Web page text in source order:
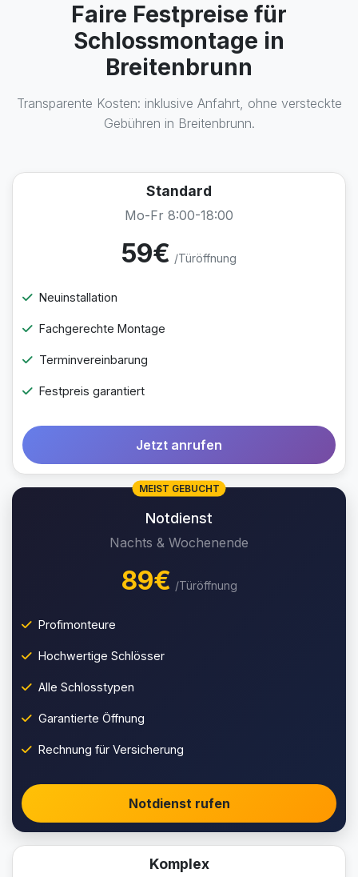
Faire Festpreise für
Schlossmontage in
Breitenbrunn
Transparente Kosten: inklusive Anfahrt, ohne versteckte
Gebühren in Breitenbrunn.
Standard
Mo-Fr 8:00-18:00
59€ /Türöffnung
Neuinstallation
Fachgerechte Montage
Terminvereinbarung
Festpreis garantiert
Jetzt anrufen
MEIST GEBUCHT
Notdienst
Nachts & Wochenende
89€ /Türöffnung
Profimonteure
Hochwertige Schlösser
Alle Schlosstypen
Garantierte Öffnung
Rechnung für Versicherung
Notdienst rufen
Komplex